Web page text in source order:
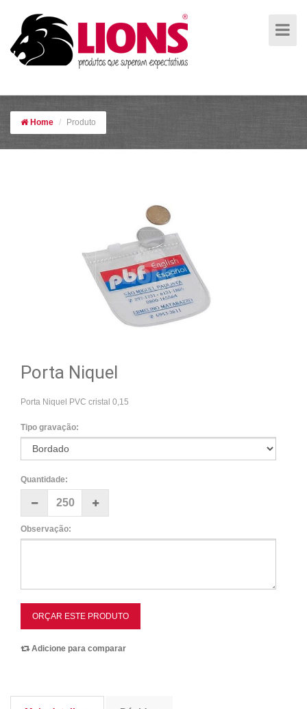
Home Produto
Porta Niquel
Porta Niquel PVC cristal 0,15
Tipo gravação:
Quantidade:
Observação:
ORÇAR ESTE PRODUTO
Adicione para comparar